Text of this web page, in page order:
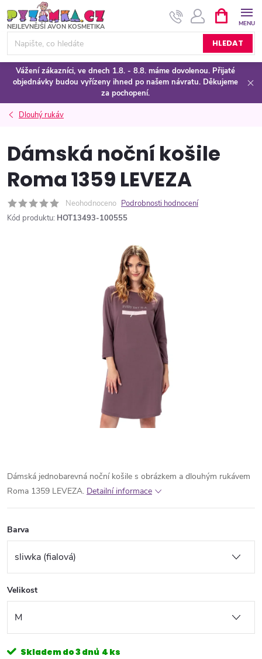
na
obsah
HLEDAT
NÁKUPNÍ
KOŠÍK
Vážení zákazníci, ve dnech 1.8. - 8.8. máme dovolenou. Přijaté
objednávky budou vyřízeny ihned po našem návratu. Děkujeme
za pochopení.
Dlouhý rukáv
Dámská noční košile
Roma 1359 LEVEZA
Neohodnoceno Podrobnosti hodnocení
Kód produktu: HOT13493-100555
Dámská jednobarevná noční košile s obrázkem a dlouhým rukávem
Roma 1359 LEVEZA. Detailní informace
Barva
Velikost
Skladem do 3 dnů 4 ks